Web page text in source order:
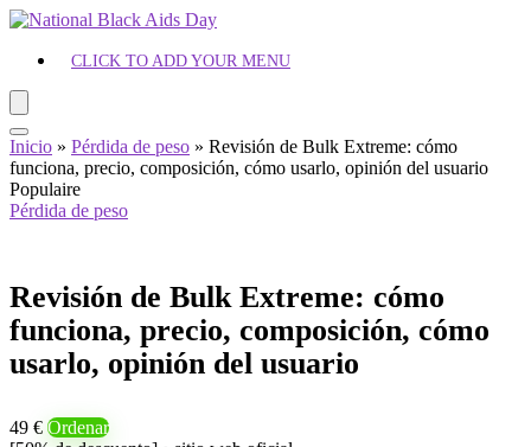
CLICK TO ADD YOUR MENU
Inicio » Pérdida de peso » Revisión de Bulk Extreme: cómo
funciona, precio, composición, cómo usarlo, opinión del usuario
Populaire
Pérdida de peso
Revisión de Bulk Extreme: cómo
funciona, precio, composición, cómo
usarlo, opinión del usuario
49 € Ordenar